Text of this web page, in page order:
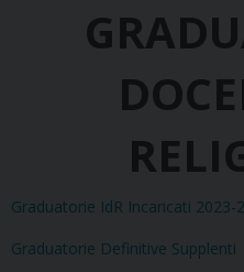
Graduatorie IdR Incaricati 2023-
Graduatorie Definitive Supplenti